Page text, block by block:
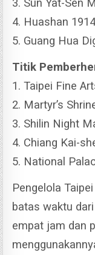
3. Sun Yat-Sen
4. Huashan
5. Guang Hua
Titik
1. Taipei Fine
2. Martyr’s
3. Shilin Night
4. Chiang Kai-
5. National
Pengelola
batas waktu
empat jam dan